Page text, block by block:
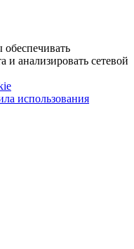
и анализировать сетевой
использования